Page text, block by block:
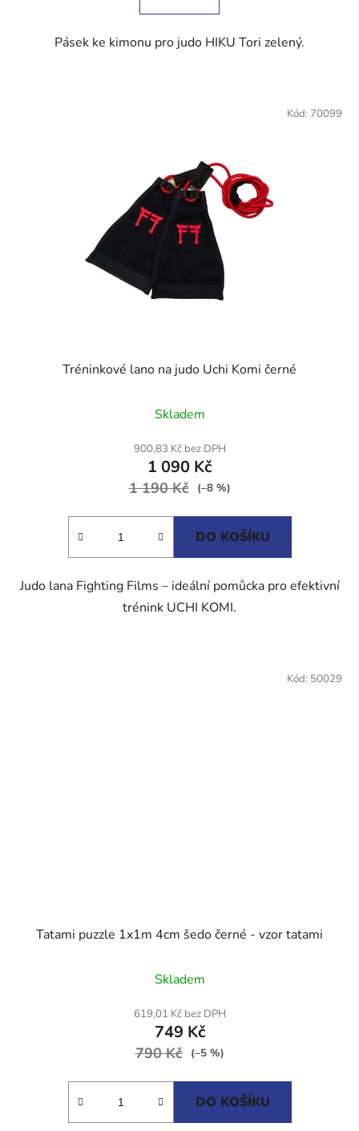
Pásek ke kimonu pro judo HIKU Tori zelený.
Tréninkové lano na judo Uchi Komi černé
hodnocení
produktu
je
5,0
Skladem
900,83 Kč bez DPH
1 090 Kč
1 190 Kč (–8 %)
DO KOŠÍKU
Judo lana Fighting Films – ideální pomůcka pro efektivní
trénink UCHI KOMI.
Kód: 70099
Tatami puzzle 1x1m 4cm šedo černé - vzor tatami
hodnocení
produktu
je
5,0
Skladem
619,01 Kč bez DPH
749 Kč
790 Kč (–5 %)
DO KOŠÍKU
Kód: 50029